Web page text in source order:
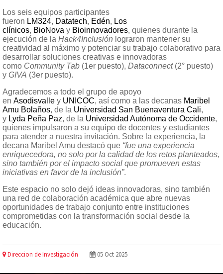
Los seis equipos participantes
fueron LM324, Datatech, Edén, Los
clínicos, BioNova y Bioinnovadores, quienes durante la
ejecución de la Hack4Inclusión lograron mantener su
creatividad al máximo y potenciar su trabajo colaborativo para
desarrollar soluciones creativas e innovadoras
como Community Tab(1er puesto), Dataconnect(2° puesto)
y GIVA (3er puesto).
Agradecemos a todo el grupo de apoyo
en Asodisvalley UNICOC, así como a las decanas Maribel
Amu Bolaños, de la Universidad San Buenaventura Cali,
y Lyda Peña Paz, de la Universidad Autónoma de Occidente,
quienes impulsaron a su equipo de docentes y estudiantes
para atender a nuestra invitación. Sobre la experiencia, la
decana Maribel Amu destacó que “fue una experiencia
enriquecedora, no solo por la calidad de los retos planteados,
sino también por el impacto social que promueven estas
iniciativas en favor de la inclusión”.
Este espacio no solo dejó ideas innovadoras, sino también
una red de colaboración académica que abre nuevas
oportunidades de trabajo conjunto entre instituciones
comprometidas con la transformación social desde la
educación.
Direccion de Investigación 05 Oct 2025